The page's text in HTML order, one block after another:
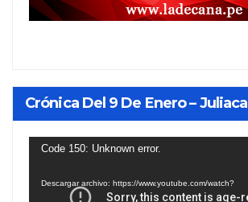
Crónica Del 9 De Enero – Juliaca
Reproductor
Code 150: Unknown error.
Descargar archivo: https://www.youtube.com/watch?